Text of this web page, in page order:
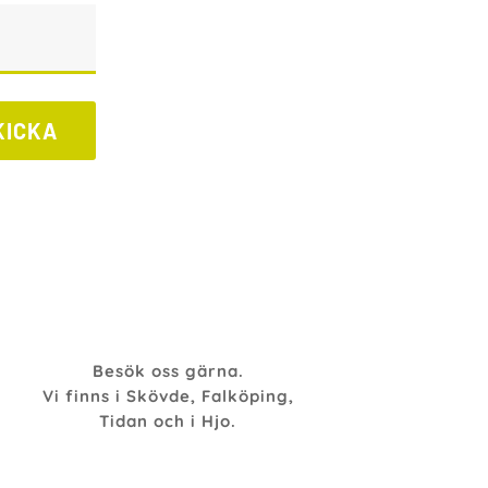
Besök oss gärna.
Vi finns i Skövde, Falköping,
Tidan och i Hjo.